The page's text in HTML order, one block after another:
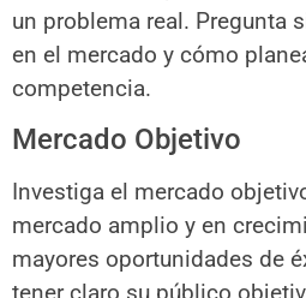
un problema real. Pregunta
en el mercado y cómo
competencia.
Mercado Objetivo
Investiga el mercado
mercado amplio y en
mayores oportunidades de